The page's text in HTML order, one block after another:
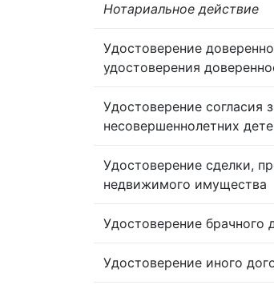
Нотариальное действие
Удостоверение
удостоверения
Удостоверение согласия
несовершеннолетних
Удостоверение сделки,
недвижимого имущества
Удостоверение брачного
Удостоверение иного